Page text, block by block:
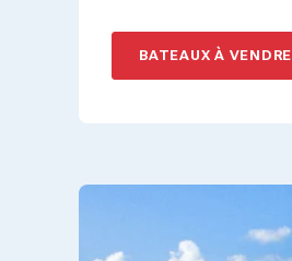
BATEAUX À VENDRE